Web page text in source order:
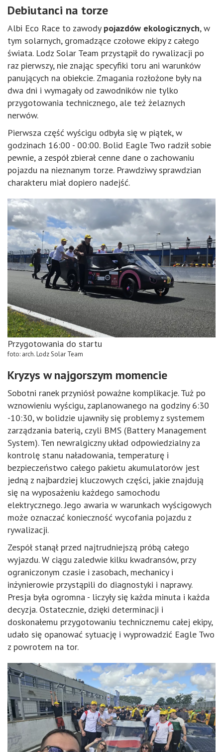
Debiutanci na torze
Albi Eco Race to zawody pojazdów ekologicznych, w
tym solarnych, gromadzące czołowe ekipy z całego
świata. Lodz Solar Team przystąpił do rywalizacji po
raz pierwszy, nie znając specyfiki toru ani warunków
panujących na obiekcie. Zmagania rozłożone były na
dwa dni i wymagały od zawodników nie tylko
przygotowania technicznego, ale też żelaznych
nerwów.
Pierwsza część wyścigu odbyła się w piątek, w
godzinach 16:00 - 00:00. Bolid Eagle Two radził sobie
pewnie, a zespół zbierał cenne dane o zachowaniu
pojazdu na nieznanym torze. Prawdziwy sprawdzian
charakteru miał dopiero nadejść.
Przygotowania do startu
foto: arch. Lodz Solar Team
Kryzys w najgorszym momencie
Sobotni ranek przyniósł poważne komplikacje. Tuż po
wznowieniu wyścigu, zaplanowanego na godziny 6:30
-10:30, w bolidzie ujawniły się problemy z systemem
zarządzania baterią, czyli BMS (Battery Management
System). Ten newralgiczny układ odpowiedzialny za
kontrolę stanu naładowania, temperaturę i
bezpieczeństwo całego pakietu akumulatorów jest
jedną z najbardziej kluczowych części, jakie znajdują
się na wyposażeniu każdego samochodu
elektrycznego. Jego awaria w warunkach wyścigowych
może oznaczać konieczność wycofania pojazdu z
rywalizacji.
Zespół stanął przed najtrudniejszą próbą całego
wyjazdu. W ciągu zaledwie kilku kwadransów, przy
ograniczonym czasie i zasobach, mechanicy i
inżynierowie przystąpili do diagnostyki i naprawy.
Presja była ogromna - liczyły się każda minuta i każda
decyzja. Ostatecznie, dzięki determinacji i
doskonałemu przygotowaniu technicznemu całej ekipy,
udało się opanować sytuację i wyprowadzić Eagle Two
z powrotem na tor.